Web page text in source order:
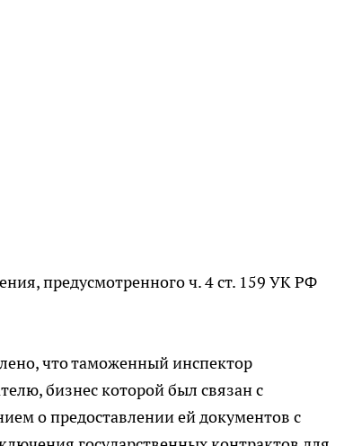
предусмотренного ч. 4 ст. 159 УК РФ
что таможенный инспектор
бизнес которой был связан с
о предоставлении ей документов с